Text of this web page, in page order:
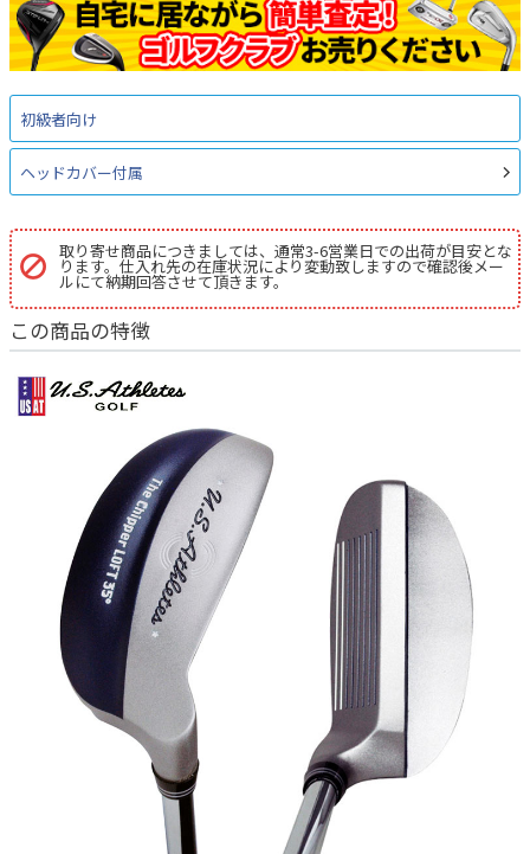
初級者向け
ヘッドカバー付属
取り寄せ商品につきましては、通常3-6営業日での出荷が目安とな
ります。仕入れ先の在庫状況により変動致しますので確認後メー
ルにて納期回答させて頂きます。
この商品の特徴